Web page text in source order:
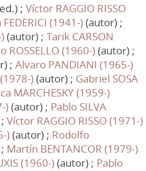
; Víctor RAGGIO RISSO
(1941-)(autor) ;
(autor) ; Tarik CARSON
ROSSELLO (1960-)(autor) ;
; Alvaro PANDIANI (1965-)
)(autor) ; Gabriel SOSA
MARCHESKY (1959-)
)(autor) ; Pablo SILVA
Víctor RAGGIO RISSO (1971-)
)(autor) ; Rodolfo
Martín BENTANCOR (1979-)
(1960-)(autor) ; Pablo